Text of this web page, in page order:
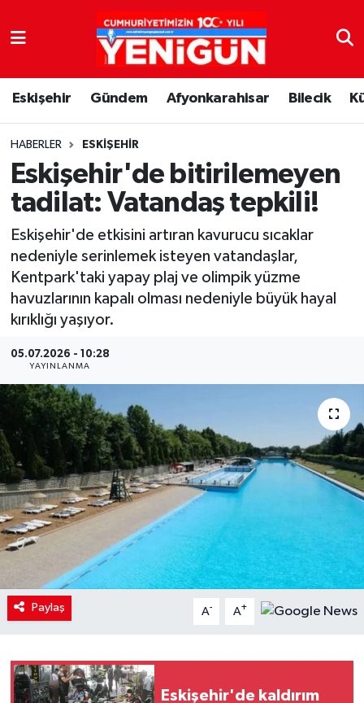
Eskişehir Gündem Afyonkarahisar Bilecik
HABERLER ESKIŞEHIR
Eskişehir'de bitirilemeyen
tadilat: Vatandaş tepkili!
Eskişehir'de etkisini artıran kavurucu sıcaklar
nedeniyle serinlemek isteyen vatandaşlar,
Kentpark'taki yapay plaj ve olimpik yüzme
havuzlarının kapalı olması nedeniyle büyük hayal
kırıklığı yaşıyor.
05.07.2026 - 10:28
YAYINLANMA
Paylaş A- A+
Eskişehir'de kaldırım
Nöbetçi Eczaneler
Hava Durumu
Trafik Durumu
Süper Lig Puan Durumu ve Fikstür
Tüm Manşetler
Son Dakika Haberleri
Haber Arşivi